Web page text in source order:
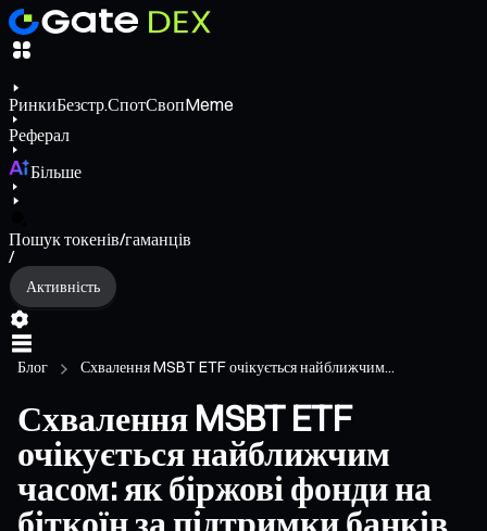
РинкиБезстр.СпотСвопMeme
Реферал
Більше
Пошук токенів/гаманців
/
Активність
Блог Схвалення MSBT ETF очікується найближчим...
Схвалення MSBT ETF
очікується найближчим
часом: як біржові фонди на